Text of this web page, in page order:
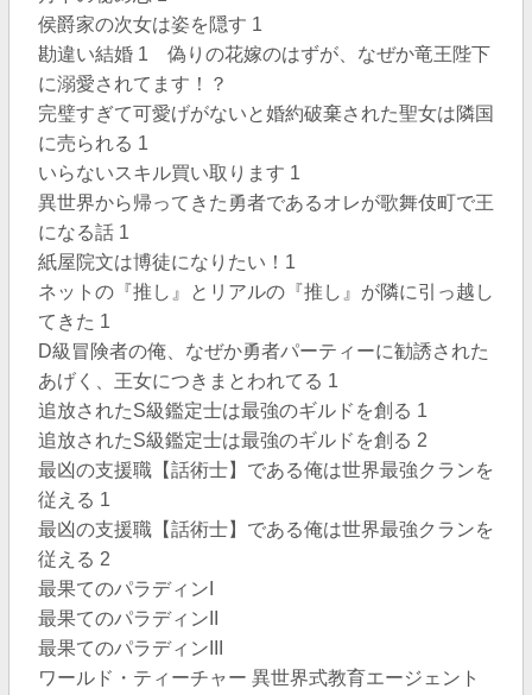
侯爵家の次女は姿を隠す 1
勘違い結婚 1 偽りの花嫁のはずが、なぜか竜王陛下
に溺愛されてます！？
完璧すぎて可愛げがないと婚約破棄された聖女は隣国
に売られる 1
いらないスキル買い取ります 1
異世界から帰ってきた勇者であるオレが歌舞伎町で王
になる話 1
紙屋院文は博徒になりたい！1
ネットの『推し』とリアルの『推し』が隣に引っ越し
てきた 1
D級冒険者の俺、なぜか勇者パーティーに勧誘された
あげく、王女につきまとわれてる 1
追放されたS級鑑定士は最強のギルドを創る 1
追放されたS級鑑定士は最強のギルドを創る 2
最凶の支援職【話術士】である俺は世界最強クランを
従える 1
最凶の支援職【話術士】である俺は世界最強クランを
従える 2
最果てのパラディンI
最果てのパラディンII
最果てのパラディンIII
ワールド・ティーチャー 異世界式教育エージェント